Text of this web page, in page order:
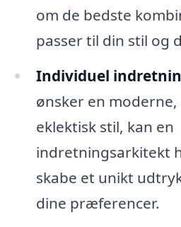
om de bedste
passer til din stil og
Individuel
ønsker en moderne,
eklektisk stil, kan en
indretningsarkitekt
skabe et unikt
dine præferencer.